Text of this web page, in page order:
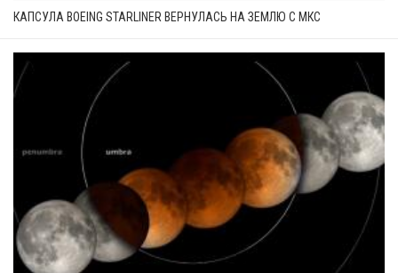
КАПСУЛА BOEING STARLINER ВЕРНУЛАСЬ НА ЗЕМЛЮ С МКС